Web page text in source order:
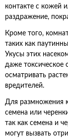
контакте с кожей
раздражение,
Кроме того,
таких как
Укусы этих
даже токсическое
осматривать
вредителей.
Для размножения
семена или
так как семена и
могут вызвать